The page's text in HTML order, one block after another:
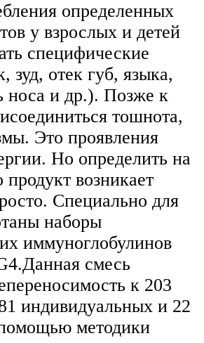
определенных
у взрослых и детей
специфические
зуд, отек губ, языка,
носа и др.). Позже к
тошнота,
Это проявления
Но определить на
возникает
Специально для
наборы
иммуноглобулинов
смесь
к 203
индивидуальных и 22
методики